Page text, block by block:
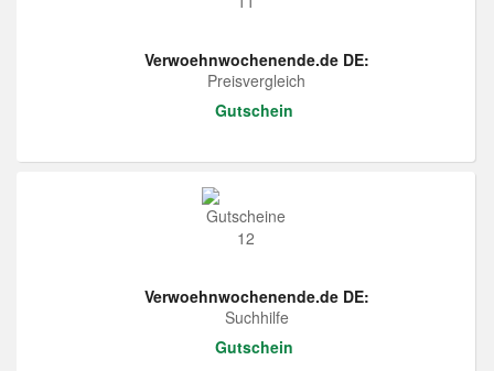
Verwoehnwochenende.de DE:
Preisvergleich
Gutschein
Verwoehnwochenende.de DE:
Suchhilfe
Gutschein